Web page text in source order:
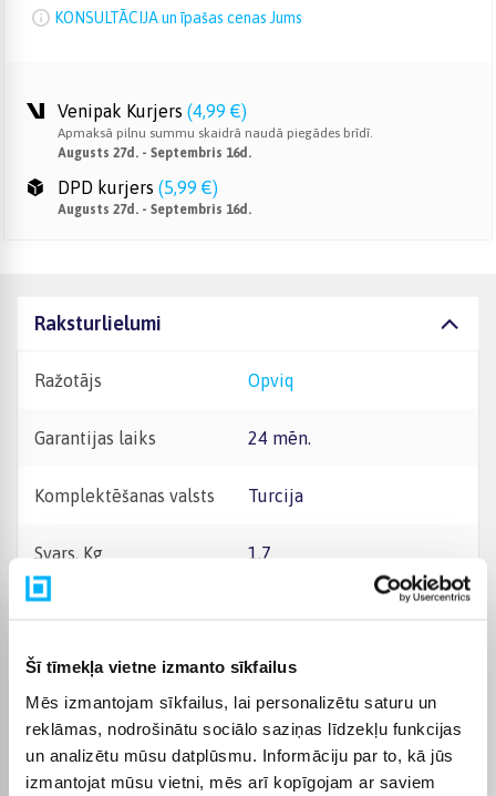
Šī tīmekļa vietne izmanto sīkfailus
Mēs izmantojam sīkfailus, lai personalizētu saturu un
reklāmas, nodrošinātu sociālo saziņas līdzekļu funkcijas
un analizētu mūsu datplūsmu. Informāciju par to, kā jūs
izmantojat mūsu vietni, mēs arī kopīgojam ar saviem
KONSULTĀCIJA un īpašas cenas Jums
Venipak Kurjers (4,99 €)
Apmaksā pilnu summu skaidrā naudā piegādes brīdī.
Augusts 27d. - Septembris 16d.
DPD kurjers (5,99 €)
Augusts 27d. - Septembris 16d.
Raksturlielumi
Ražotājs Opviq
Garantijas laiks 24 mēn.
Komplektēšanas valsts Turcija
Svars, Kg 1.7
Materiāls - Metāls
Augstums, cm - 28
Platums, cm - 28